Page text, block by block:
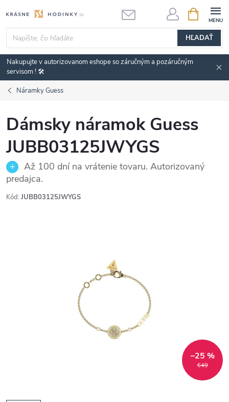
na
obsah
HĽADAŤ
KOŠÍK
Nakupujte v autorizovanom eshope so záručným a pozáručným
servisom ! 🛠️
Náramky Guess
Dámsky náramok Guess
JUBB03125JWYGS
Až 100 dní na vrátenie tovaru. Autorizovaný
predajca.
Kód: JUBB03125JWYGS
€49
–25 %